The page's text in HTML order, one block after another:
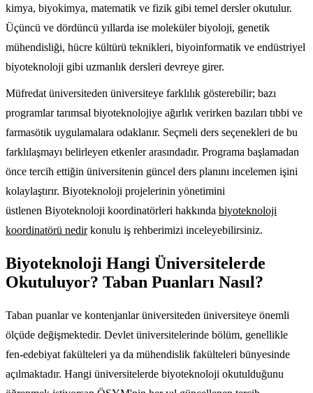
kimya, biyokimya, matematik ve fizik gibi temel dersler okutulur.
Üçüncü ve dördüncü yıllarda ise moleküler biyoloji, genetik
mühendisliği, hücre kültürü teknikleri, biyoinformatik ve endüstriyel
biyoteknoloji gibi uzmanlık dersleri devreye girer.
Müfredat üniversiteden üniversiteye farklılık gösterebilir; bazı
programlar tarımsal biyoteknolojiye ağırlık verirken bazıları tıbbi ve
farmasötik uygulamalara odaklanır. Seçmeli ders seçenekleri de bu
farklılaşmayı belirleyen etkenler arasındadır. Programa başlamadan
önce tercih ettiğin üniversitenin güncel ders planını incelemen işini
kolaylaştırır. Biyoteknoloji projelerinin yönetimini
üstlenen Biyoteknoloji koordinatörleri hakkında biyoteknoloji
koordinatörü nedirkonulu iş rehberimizi inceleyebilirsiniz.
Biyoteknoloji Hangi Üniversitelerde
Okutuluyor? Taban Puanları Nasıl?
Taban puanlar ve kontenjanlar üniversiteden üniversiteye önemli
ölçüde değişmektedir. Devlet üniversitelerinde bölüm, genellikle
fen-edebiyat fakülteleri ya da mühendislik fakülteleri bünyesinde
açılmaktadır. Hangi üniversitelerde biyoteknoloji okutulduğunu